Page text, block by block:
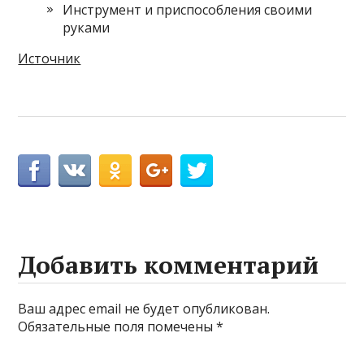
Инструмент и приспособления своими
руками
Источник
Добавить комментарий
Ваш адрес email не будет опубликован.
Обязательные поля помечены*